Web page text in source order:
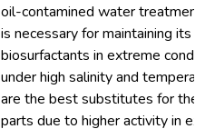
oil-contamined water treatment
is necessary for maintaining its
biosurfactants in extreme
under high salinity and
are the best substitutes for
parts due to higher activity in